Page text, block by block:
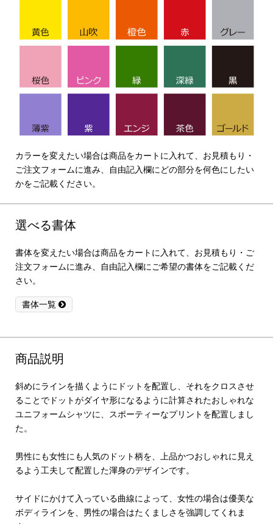
カラーを変えたい場合は商品をカートに入れて、お見積もり・
ご注文フォームに進み、自由記入欄にどの部分を何色にしたい
かをご記載ください。
選べる書体
書体を変えたい場合は商品をカートに入れて、お見積もり・ご
注文フォームに進み、自由記入欄にご希望の書体をご記載くだ
さい。
書体一覧
商品説明
斜めにラインを描くようにドットを配置し、それをクロスさせ
ることでドットがダイヤ形になるように計算されたおしゃれな
ユニフォームシャツに、スポーティーなプリントを配置しまし
た。
男性にも女性にも人気のドット柄を、上品かつおしゃれに見え
るよう工夫して配置した渾身のデザインです。
サイドにかけて入っている曲線によって、女性の場合は優美な
ボディラインを、男性の場合はたくましさを強調してくれま